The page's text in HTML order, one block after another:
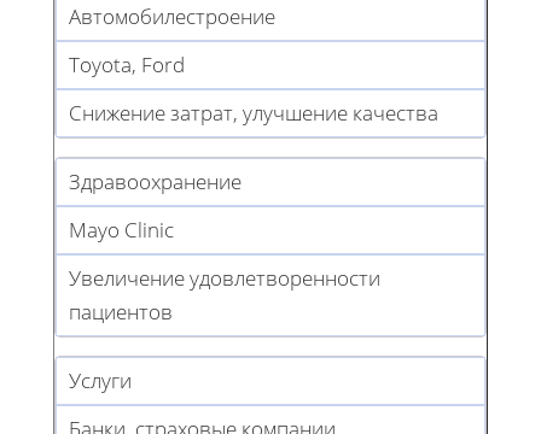
Автомобилестроение
Toyota, Ford
Снижение затрат, улучшение качества
Здравоохранение
Mayo Clinic
Увеличение удовлетворенности
пациентов
Услуги
Банки, страховые компании